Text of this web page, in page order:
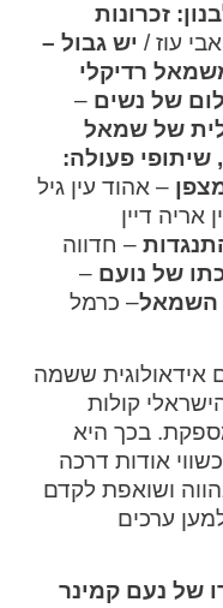
זכרונות
עוז / יש גבול –
רדיקלי
של נשים –
של שמאל
שיתופי פעולה:
– אהוד עין גיל
אריה דיין
– חדווה
של נועם–
השמאל– כרמל
אידאולוגית ששמה
קולות
בכך היא
אודות דרכה
ושואפת לקדם
ערכים
של נעם קמינר